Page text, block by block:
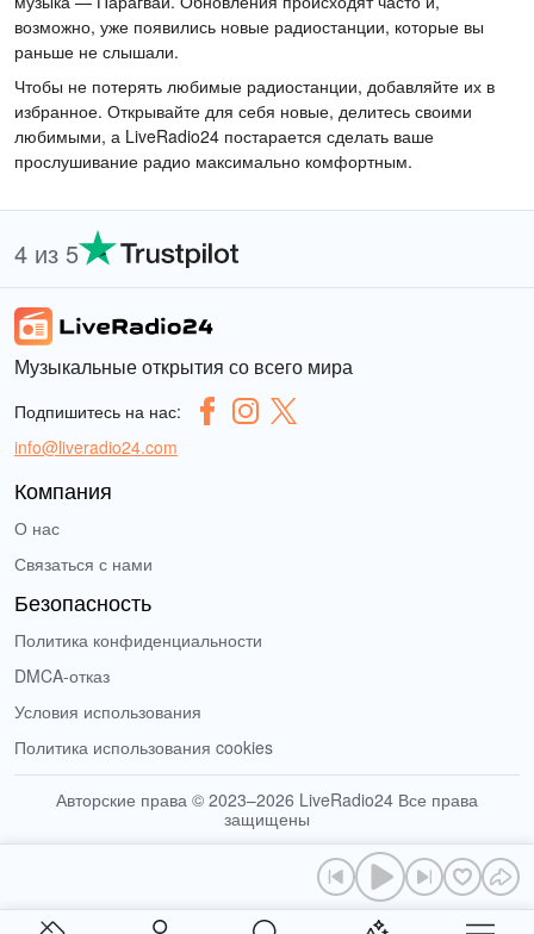
возможно, уже появились новые радиостанции, которые вы
раньше не слышали.
Чтобы не потерять любимые радиостанции, добавляйте их в
избранное. Открывайте для себя новые, делитесь своими
любимыми, а LiveRadio24 постарается сделать ваше
прослушивание радио максимально комфортным.
4 из 5
Музыкальные открытия со всего мира
Подпишитесь на нас:
info@liveradio24.com
Компания
О нас
Связаться с нами
Безопасность
Политика конфиденциальности
DMCA-отказ
Условия использования
Политика использования cookies
Авторские права © 2023–2026 LiveRadio24 Все права
защищены